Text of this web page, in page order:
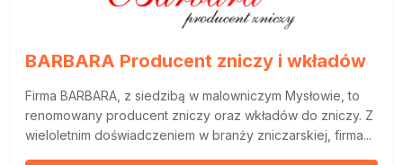
BARBARA Producent zniczy i wkładów
Firma BARBARA, z siedzibą w malowniczym Mysłowie, to
renomowany producent zniczy oraz wkładów do zniczy. Z
wieloletnim doświadczeniem w branży zniczarskiej, firma...